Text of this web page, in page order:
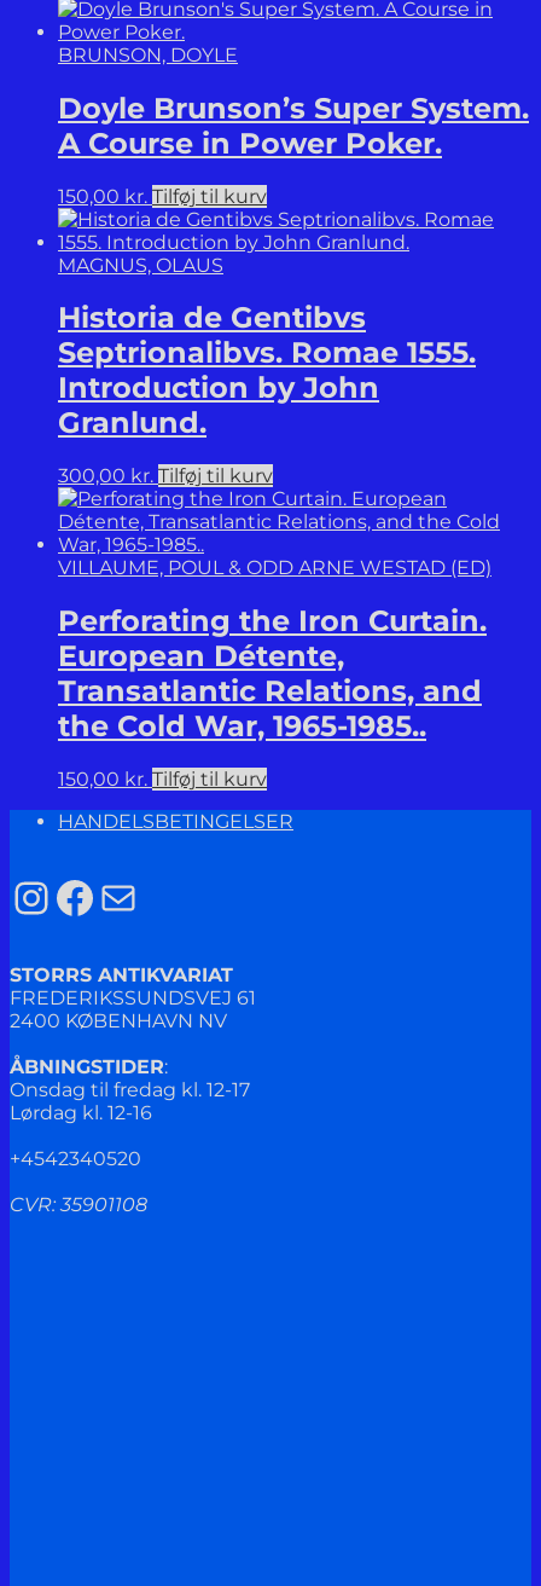
BRUNSON, DOYLE
Doyle Brunson’s Super System.
A Course in Power Poker.
150,00 kr. Tilføj til kurv
MAGNUS, OLAUS
Historia de Gentibvs
Septrionalibvs. Romae 1555.
Introduction by John
Granlund.
300,00 kr. Tilføj til kurv
VILLAUME, POUL & ODD ARNE WESTAD (ED)
Perforating the Iron Curtain.
European Détente,
Transatlantic Relations, and
the Cold War, 1965-1985..
150,00 kr. Tilføj til kurv
HANDELSBETINGELSER
Instagram
Facebook
Mail
STORRS ANTIKVARIAT
FREDERIKSSUNDSVEJ 61
2400 KØBENHAVN NV
ÅBNINGSTIDER:
Onsdag til fredag kl. 12-17
Lørdag kl. 12-16
+4542340520
CVR: 35901108